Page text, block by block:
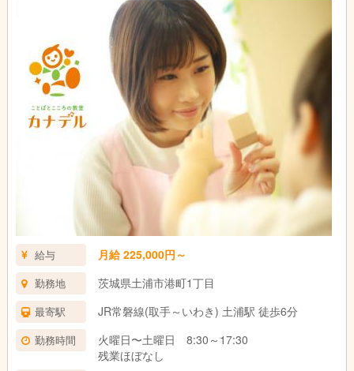
事務作業は簡単な操作なので、基礎的なPCの知識があれば大丈
夫です。営業活動では、SNSへの掲載やチラシ配り等、積極的に
活動していただきます。
給与 月給 225,000円～
勤務地 茨城県土浦市港町1丁目
最寄駅 JR常磐線(取手～いわき) 土浦駅 徒歩6分
勤務時間
火曜日〜土曜日 8:30～17:30
残業ほぼなし